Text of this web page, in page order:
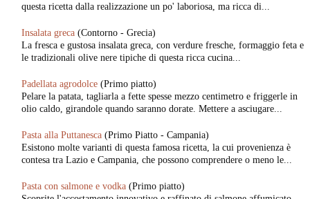
questa ricetta dalla realizzazione un po' laboriosa, ma ricca di...
Insalata greca (Contorno - Grecia)
La fresca e gustosa insalata greca, con verdure fresche, formaggio feta e
le tradizionali olive nere tipiche di questa ricca cucina...
Padellata agrodolce (Primo piatto)
Pelare la patata, tagliarla a fette spesse mezzo centimetro e friggerle in
olio caldo, girandole quando saranno dorate. Mettere a asciugare...
Pasta alla Puttanesca (Primo Piatto - Campania)
Esistono molte varianti di questa famosa ricetta, la cui provenienza è
contesa tra Lazio e Campania, che possono comprendere o meno le...
Pasta con salmone e vodka (Primo piatto)